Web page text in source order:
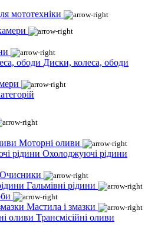
мототехніки
Диски, колеса, ободи
Моторні оливи
Охолоджуючі рідини
Очисники
Гальмівні рідини
Мастила і змазки
Трансмісійні оливи